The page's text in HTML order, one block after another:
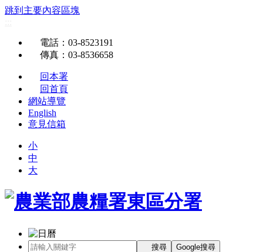
跳到主要內容區塊
電話 ：03-8523191
傳真 ：03-8536658
回本署
回首頁
網站導覽
English
意見信箱
小
中
大
搜尋 Google搜尋